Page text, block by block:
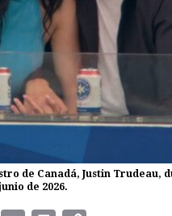
de Canadá, Justin Trudeau,
de 2026.